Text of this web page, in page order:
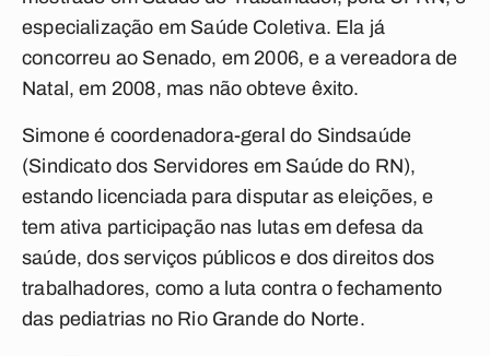
especialização em Saúde Coletiva. Ela já
concorreu ao Senado, em 2006, e a vereadora de
Natal, em 2008, mas não obteve êxito.
Simone é coordenadora-geral do Sindsaúde
(Sindicato dos Servidores em Saúde do RN),
estando licenciada para disputar as eleições, e
tem ativa participação nas lutas em defesa da
saúde, dos serviços públicos e dos direitos dos
trabalhadores, como a luta contra o fechamento
das pediatrias no Rio Grande do Norte.